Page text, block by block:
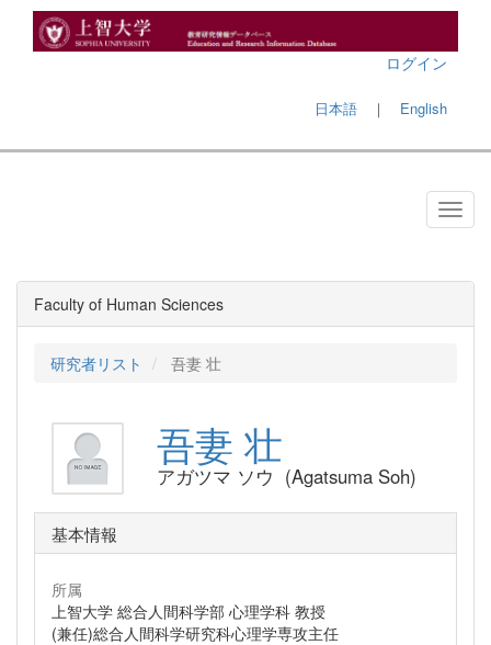
ログイン
日本語 ｜ English
Faculty of Human Sciences
研究者リスト 吾妻 壮
吾妻 壮
アガツマ ソウ (Agatsuma Soh)
基本情報
所属
上智大学 総合人間科学部 心理学科 教授
(兼任)総合人間科学研究科心理学専攻主任